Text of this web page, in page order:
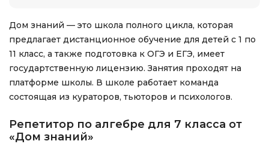
Дом знаний — это школа полного цикла, которая
предлагает дистанционное обучение для детей с 1 по
11 класс, а также подготовка к ОГЭ и ЕГЭ, имеет
государтственную лицензию. Занятия проходят на
платформе школы. В школе работает команда
состоящая из кураторов, тьюторов и психологов.
Репетитор по алгебре для 7 класса от
«Дом знаний»